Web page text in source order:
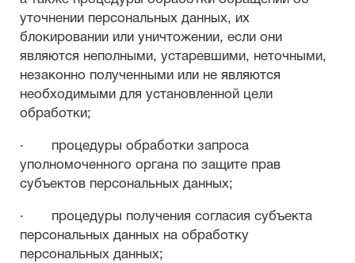
уточнении персональных данных, их
блокировании или уничтожении, если они
являются неполными, устаревшими, неточными,
незаконно полученными или не являются
необходимыми для установленной цели
обработки;
· процедуры обработки запроса
уполномоченного органа по защите прав
субъектов персональных данных;
· процедуры получения согласия субъекта
персональных данных на обработку
персональных данных;